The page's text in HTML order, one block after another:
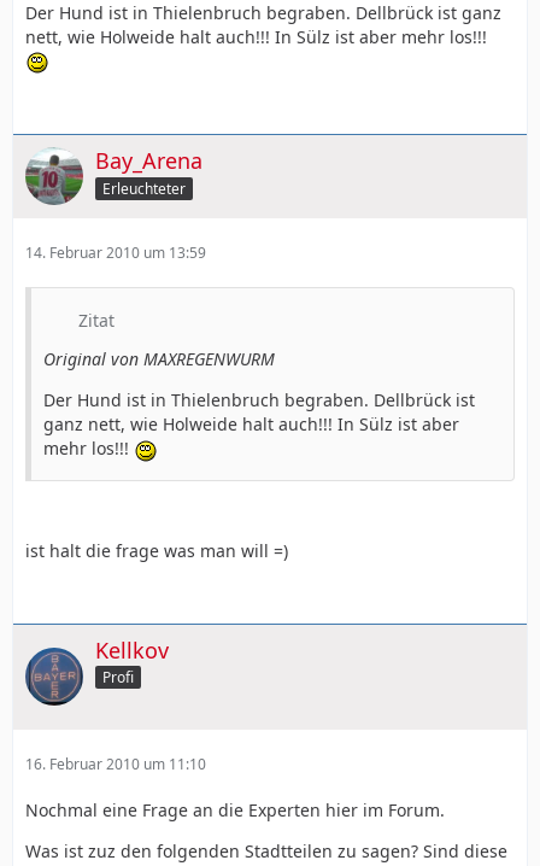
Der Hund ist in Thielenbruch begraben. Dellbrück ist ganz
nett, wie Holweide halt auch!!! In Sülz ist aber mehr los!!!
Bay_Arena
Erleuchteter
14. Februar 2010 um 13:59
Zitat
Original von MAXREGENWURM
Der Hund ist in Thielenbruch begraben. Dellbrück ist
ganz nett, wie Holweide halt auch!!! In Sülz ist aber
mehr los!!!
ist halt die frage was man will =)
Kellkov
Profi
16. Februar 2010 um 11:10
Nochmal eine Frage an die Experten hier im Forum.
Was ist zuz den folgenden Stadtteilen zu sagen? Sind diese